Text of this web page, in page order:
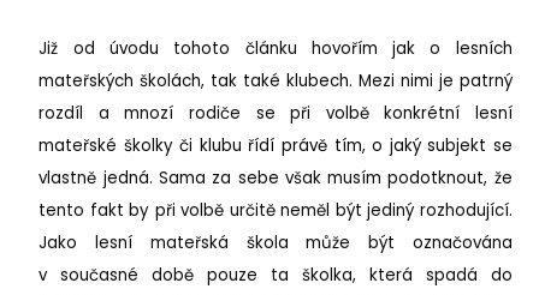
Již od úvodu tohoto článku hovořím jak o lesních
mateřských školách, tak také klubech. Mezi nimi je patrný
rozdíl a mnozí rodiče se při volbě konkrétní lesní
mateřské školky či klubu řídí právě tím, o jaký subjekt se
vlastně jedná. Sama za sebe však musím podotknout, že
tento fakt by při volbě určitě neměl být jediný rozhodující.
Jako lesní mateřská škola může být označována
v současné době pouze ta školka, která spadá do